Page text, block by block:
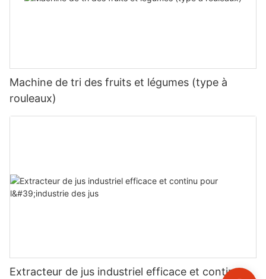
Machine de tri des fruits et légumes (type à
rouleaux)
Extracteur de jus industriel efficace et continu